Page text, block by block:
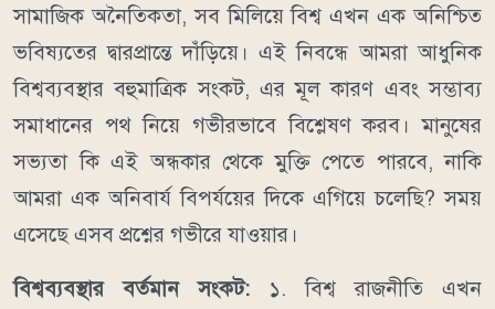
সামাজিক অনৈতিকতা, সব মিলিয়ে বিশ্ব এখন এক অনিশ্চিত
ভবিষ্যতের দ্বারপ্রান্তে দাঁড়িয়ে। এই নিবন্ধে আমরা আধুনিক
বিশ্বব্যবস্থার বহুমাত্রিক সংকট, এর মূল কারণ এবং সম্ভাব্য
সমাধানের পথ নিয়ে গভীরভাবে বিশ্লেষণ করব। মানুষের
সভ্যতা কি এই অন্ধকার থেকে মুক্তি পেতে পারবে, নাকি
আমরা এক অনিবার্য বিপর্যয়ের দিকে এগিয়ে চলেছি? সময়
এসেছে এসব প্রশ্নের গভীরে যাওয়ার।
বিশ্বব্যবস্থার বর্তমান সংকট: ১. বিশ্ব রাজনীতি এখন